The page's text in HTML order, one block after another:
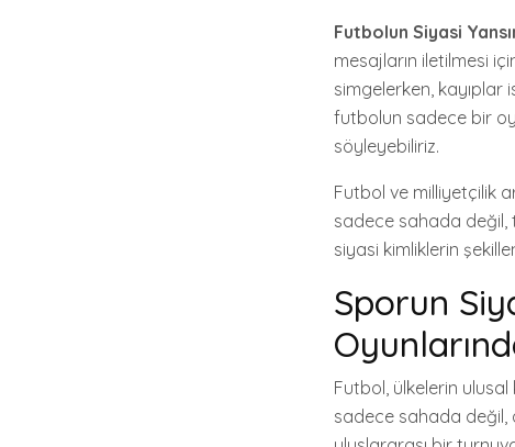
Futbolun Siyasi
mesajların iletilmesi
simgelerken, kayıplar
futbolun sadece bir
söyleyebiliriz.
Futbol ve milliyetçilik
sadece sahada değil,
siyasi kimliklerin
Sporun
Futbol, ülkelerin ulusal
sadece sahada değil,